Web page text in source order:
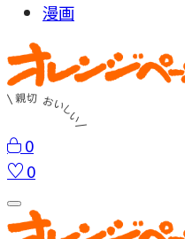
漫画
0
0